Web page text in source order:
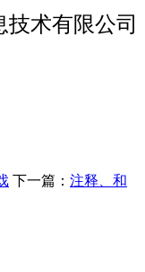
术有限公司
下一篇： 注释、和